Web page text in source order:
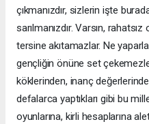
çıkmanızdır, sizlerin işte
sarılmanızdır. Varsın,
tersine akıtamazlar. Ne
gençliğin önüne set
köklerinden, inanç
defalarca yaptıkları gibi bu
oyunlarına, kirli hesaplarına